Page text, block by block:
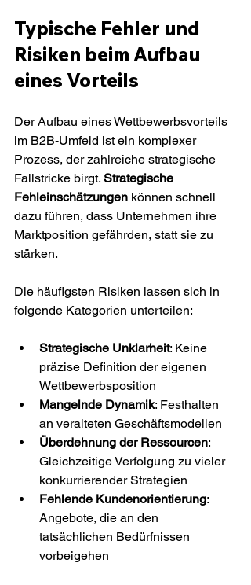
Typische Fehler und
Risiken beim Aufbau
eines Vorteils
Der Aufbau eines Wettbewerbsvorteils
im B2B-Umfeld ist ein komplexer
Prozess, der zahlreiche strategische
Fallstricke birgt. Strategische
Fehleinschätzungen können schnell
dazu führen, dass Unternehmen ihre
Marktposition gefährden, statt sie zu
stärken.
Die häufigsten Risiken lassen sich in
folgende Kategorien unterteilen:
Strategische Unklarheit: Keine
präzise Definition der eigenen
Wettbewerbsposition
Mangelnde Dynamik: Festhalten
an veralteten Geschäftsmodellen
Überdehnung der Ressourcen:
Gleichzeitige Verfolgung zu vieler
konkurrierender Strategien
Fehlende Kundenorientierung:
Angebote, die an den
tatsächlichen Bedürfnissen
vorbeigehen